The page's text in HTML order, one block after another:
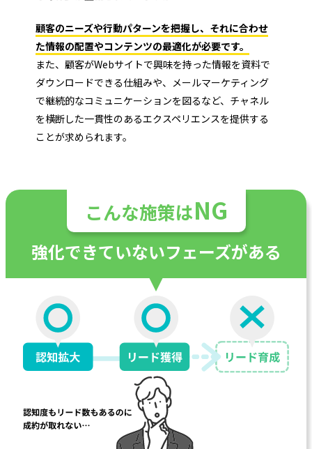
顧客のニーズや行動パターンを把握し、それに合わせ
た情報の配置やコンテンツの最適化が必要です。
また、顧客がWebサイトで興味を持った情報を資料で
ダウンロードできる仕組みや、メールマーケティング
で継続的なコミュニケーションを図るなど、チャネル
を横断した一貫性のあるエクスペリエンスを提供する
ことが求められます。
こんな施策はNG
強化できていないフェーズがある